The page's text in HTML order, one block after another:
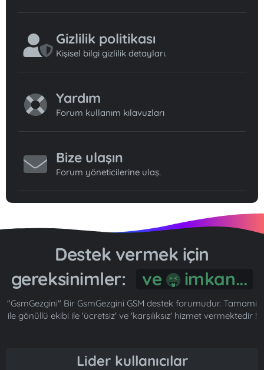
Gizlilik politikası
Kişisel bilgi gizlilik detayları.
Yardım
Forum kullanım kılavuzları
Bize ulaşın
Forum yöneticilerine ulaş.
Destek vermek için
gereksinimler:
ve imkan...
"GsmGezgini" Bir GsmGezgini GSM destek forumudur. Tamami
ile gönüllü ekibi ile 'ücretsiz' ve 'karşılıksız' hizmet vermektedir !
Lider kullanıcılar